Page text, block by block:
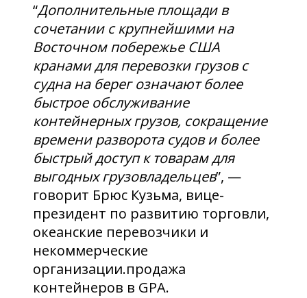
“Дополнительные площади в
сочетании с крупнейшими на
Восточном побережье США
кранами для перевозки грузов с
судна на берег означают более
быстрое обслуживание
контейнерных грузов, сокращение
времени разворота судов и более
быстрый доступ к товарам для
выгодных грузовладельцев”, —
говорит Брюс Кузьма, вице-
президент по развитию торговли,
океанские перевозчики и
некоммерческие
организации.продажа
контейнеров в GPA.